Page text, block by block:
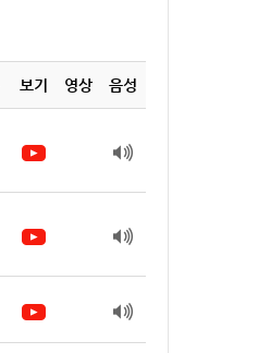
보기 영상 음성